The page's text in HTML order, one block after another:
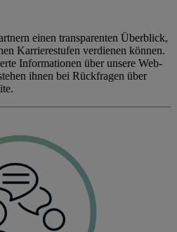
einen transparenten Überblick,
Karrierestufen verdienen können.
Informationen über unsere Web-
ihnen bei Rückfragen über